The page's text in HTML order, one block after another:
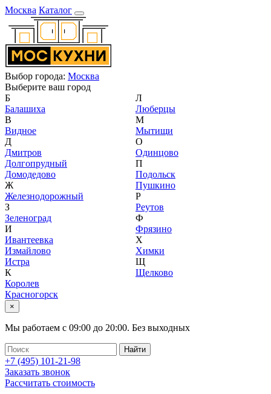
Москва Каталог
Выбор города: Москва
Выберите ваш город
Б
Балашиха
В
Видное
Д
Дмитров
Долгопрудный
Домодедово
Ж
Железнодорожный
З
Зеленоград
И
Ивантеевка
Измайлово
Истра
К
Королев
Красногорск
Л
Люберцы
М
Мытищи
О
Одинцово
П
Подольск
Пушкино
Р
Реутов
Ф
Фрязино
Х
Химки
Щ
Щелково
×
Мы работаем с 09:00 до 20:00. Без выходных
+7 (495) 101-21-98
Заказать звонок
Рассчитать стоимость